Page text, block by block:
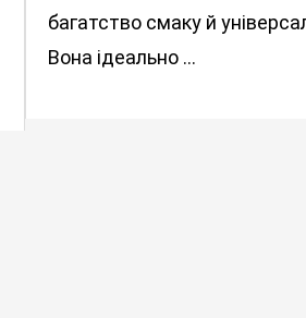
багатство смаку й
Вона ідеально …